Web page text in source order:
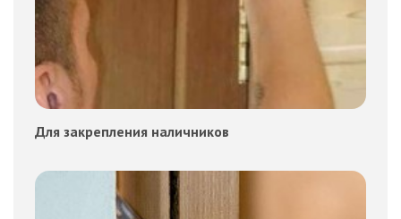
Для закрепления наличников